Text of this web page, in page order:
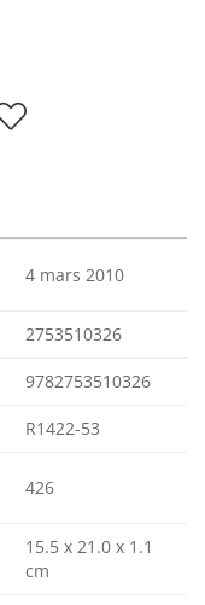
4 mars 2010
2753510326
9782753510326
R1422-53
426
15.5 x 21.0 x 1.1
cm